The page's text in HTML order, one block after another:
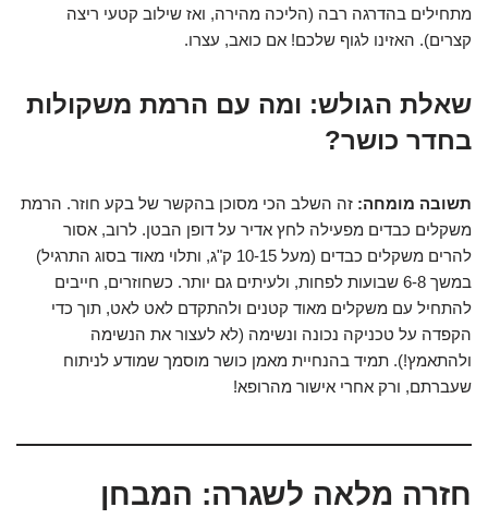
מתחילים בהדרגה רבה (הליכה מהירה, ואז שילוב קטעי ריצה
קצרים). האזינו לגוף שלכם! אם כואב, עצרו.
שאלת הגולש: ומה עם הרמת משקולות
בחדר כושר?
תשובה מומחה: זה השלב הכי מסוכן בהקשר של בקע חוזר. הרמת
משקלים כבדים מפעילה לחץ אדיר על דופן הבטן. לרוב, אסור
להרים משקלים כבדים (מעל 10-15 ק"ג, ותלוי מאוד בסוג התרגיל)
במשך 6-8 שבועות לפחות, ולעיתים גם יותר. כשחוזרים, חייבים
להתחיל עם משקלים מאוד קטנים ולהתקדם לאט לאט, תוך כדי
הקפדה על טכניקה נכונה ונשימה (לא לעצור את הנשימה
ולהתאמץ!). תמיד בהנחיית מאמן כושר מוסמך שמודע לניתוח
שעברתם, ורק אחרי אישור מהרופא!
חזרה מלאה לשגרה: המבחן